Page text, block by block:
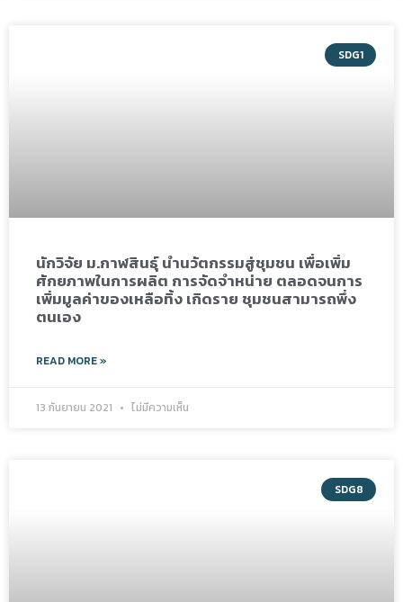
SDG1
นักวิจัย ม.กาฬสินธุ์ นำนวัตกรรมสู่ชุมชน เพื่อเพิ่ม
ศักยภาพในการผลิต การจัดจำหน่าย ตลอดจนการ
เพิ่มมูลค่าของเหลือทิ้ง เกิดราย ชุมชนสามารถพึ่ง
ตนเอง
READ MORE »
13 กันยายน 2021 ไม่มีความเห็น
SDG8